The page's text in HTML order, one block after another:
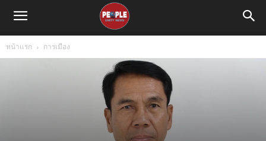
หน้าแรก การเมือง